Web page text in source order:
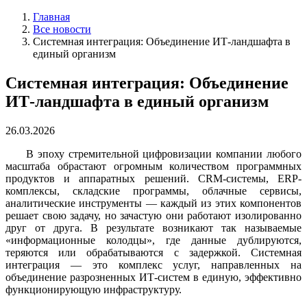
Главная
Все новости
Системная интеграция: Объединение ИТ-ландшафта в
единый организм
Системная интеграция: Объединение
ИТ-ландшафта в единый организм
26.03.2026
В эпоху стремительной цифровизации компании любого
масштаба обрастают огромным количеством программных
продуктов и аппаратных решений. CRM-системы, ERP-
комплексы, складские программы, облачные сервисы,
аналитические инструменты — каждый из этих компонентов
решает свою задачу, но зачастую они работают изолированно
друг от друга. В результате возникают так называемые
«информационные колодцы», где данные дублируются,
теряются или обрабатываются с задержкой. Системная
интеграция — это комплекс услуг, направленных на
объединение разрозненных ИТ-систем в единую, эффективно
функционирующую инфраструктуру.